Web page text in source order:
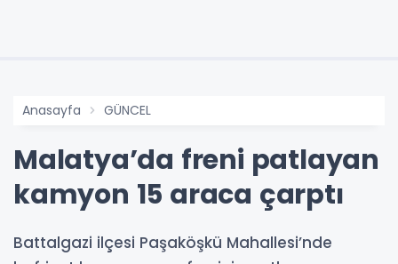
Anasayfa GÜNCEL
Malatya’da freni patlayan
kamyon 15 araca çarptı
Battalgazi ilçesi Paşaköşkü Mahallesi’nde